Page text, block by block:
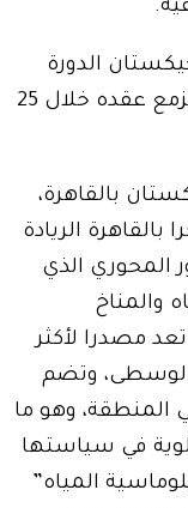
الدورة
الرابعة من المؤتمر الدولي للمياه المزمع عقده خلال 25
بالقاهرة،
بالقاهرة الريادة
المحوري الذي
والمناخ
مصدرا لأكثر
الوسطى، وتضم
في المنطقة، وهو ما
في سياستها
المياه”